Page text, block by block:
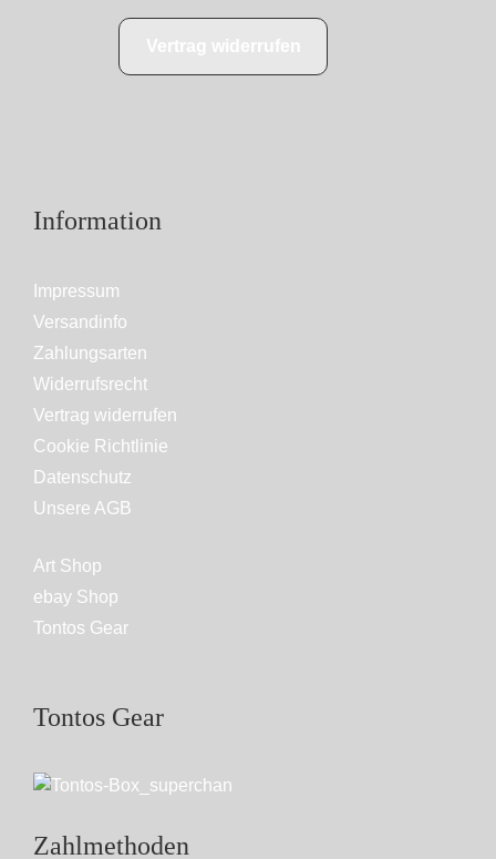
Information
Impressum
Versandinfo
Zahlungsarten
Widerrufsrecht
Vertrag widerrufen
Cookie Richtlinie
Datenschutz
Unsere AGB
Art Shop
ebay Shop
Tontos Gear
Tontos Gear
Zahlmethoden